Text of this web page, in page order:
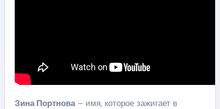
Зина Портнова– имя, которое зажигает в